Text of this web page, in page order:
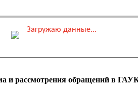
Загружаю данные...
0 ₽
и рассмотрения обращений в